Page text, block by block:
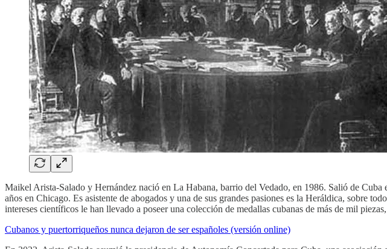
Maikel Arista-Salado y Hernández nació en La Habana, barrio del Vedado, en 1986. Salió de
años en Chicago. Es asistente de abogados y una de sus grandes pasiones es la Heráldica, sobre
intereses científicos le han llevado a poseer una colección de medallas cubanas de más de mil
Cubanos y puertorriqueños nunca dejaron de ser españoles (versión online)